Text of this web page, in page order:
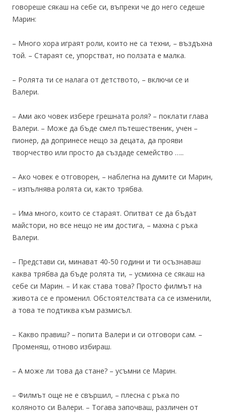
говореше сякаш на себе си, въпреки че до него седеше
Марин:
– Много хора играят роли, които не са техни, – въздъхна
той. – Стараят се, упорстват, но ползата е малка.
– Ролята ти се налага от детството, – включи се и
Валери.
– Ами ако човек избере грешната роля? – поклати глава
Валери. – Може да бъде смел пътешественик, учен –
пионер, да допринесе нещо за децата, да прояви
творчество или просто да създаде семейство …..
– Ако човек е отговорен, – наблегна на думите си Марин,
– изпълнява ролята си, както трябва.
– Има много, които се стараят. Опитват се да бъдат
майстори, но все нещо не им достига, – махна с ръка
Валери.
– Представи си, минават 40-50 години и ти осъзнаваш
каква трябва да бъде ролята ти, – усмихна се сякаш на
себе си Марин. – И как става това? Просто филмът на
живота се е променил. Обстоятелствата са се изменили,
а това те подтиква към размисъл.
– Какво правиш? – попита Валери и си отговори сам. –
Променяш, отново избираш.
– А може ли това да стане? – усъмни се Марин.
– Филмът още не е свършил, – плесна с ръка по
коляното си Валери. – Тогава започваш, различен от